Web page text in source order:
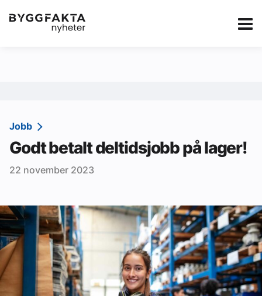
Kategorier Jobbmarkedet Annonsere i
Redaksjonen
Om Byggfakta
Annonsere
Kontakt oss
Tips oss
Ledige stillinger
Jobb
Godt betalt deltidsjobb på lager!
22 november 2023